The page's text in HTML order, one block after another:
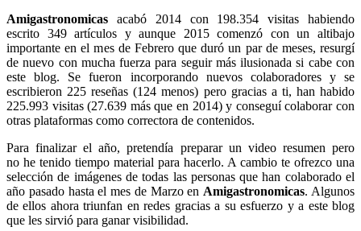
Amigastronomicas acabó 2014 con 198.354 visitas habiendo
escrito 349 artículos y aunque 2015 comenzó con un altibajo
importante en el mes de Febrero que duró un par de meses, resurgí
de nuevo con mucha fuerza para seguir más ilusionada si cabe con
este blog. Se fueron incorporando nuevos colaboradores y se
escribieron 225 reseñas (124 menos) pero gracias a ti, han habido
225.993 visitas (27.639 más que en 2014) y conseguí colaborar con
otras plataformas como correctora de contenidos.
Para finalizar el año, pretendía preparar un video resumen pero
no he tenido tiempo material para hacerlo. A cambio te ofrezco una
selección de imágenes de todas las personas que han colaborado el
año pasado hasta el mes de Marzo enAmigastronomicas. Algunos
de ellos ahora triunfan en redes gracias a su esfuerzo y a este blog
que les sirvió para ganar visibilidad.